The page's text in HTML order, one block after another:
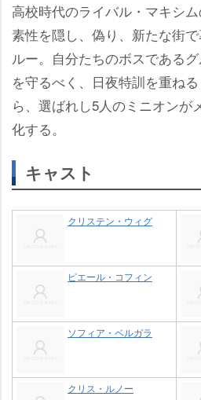
高校時代のライバル・マキシ
素性を隠し、偽り、新たな街
ルー。自分たちのボスである
を守るべく、日夜特訓を重ね
ら、選ばれし5人のミニオンが
化する。
キャスト
クリステン・ウィグ
ピエール・コフィン
ソフィア・ベルガラ
クリス・ルノー